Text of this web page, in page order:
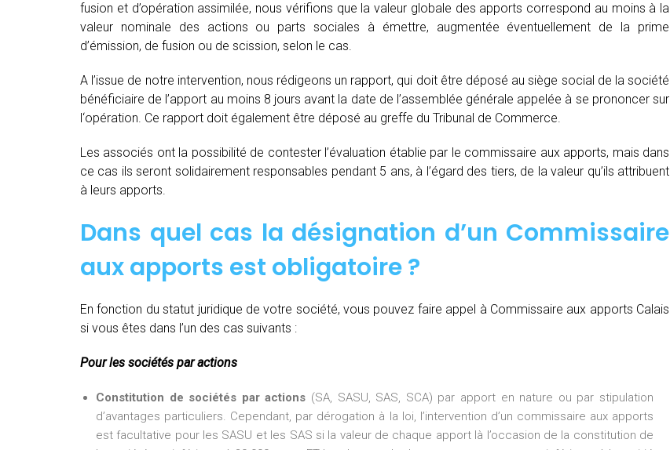
fusion et d’opération assimilée, nous vérifions que la valeur globale des apports correspond au moins à la
valeur nominale des actions ou parts sociales à émettre, augmentée éventuellement de la prime
d’émission, de fusion ou de scission, selon le cas.
A l’issue de notre intervention, nous rédigeons un rapport, qui doit être déposé au siège social de la société
bénéficiaire de l’apport au moins 8 jours avant la date de l’assemblée générale appelée à se prononcer sur
l‘opération. Ce rapport doit également être déposé au greffe du Tribunal de Commerce.
Les associés ont la possibilité de contester l’évaluation établie par le commissaire aux apports, mais dans
ce cas ils seront solidairement responsables pendant 5 ans, à l’égard des tiers, de la valeur qu’ils attribuent
à leurs apports.
Dans quel cas la désignation d’un Commissaire
aux apports est obligatoire ?
En fonction du statut juridique de votre société, vous pouvez faire appel à Commissaire aux apports Calais
si vous êtes dans l’un des cas suivants :
Pour les sociétés par actions
Constitution de sociétés par actions (SA, SASU, SAS, SCA) par apport en nature ou par stipulation
d’avantages particuliers. Cependant, par dérogation à la loi, l’intervention d’un commissaire aux apports
est facultative pour les SASU et les SAS si la valeur de chaque apport là l’occasion de la constitution de